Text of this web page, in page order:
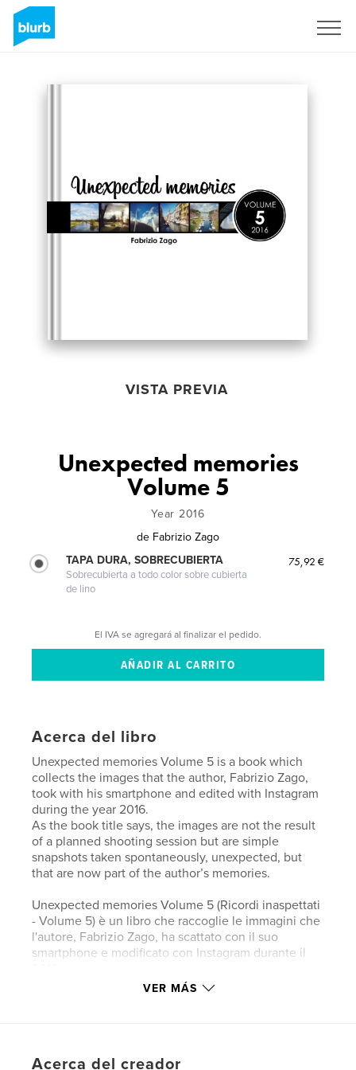
VISTA PREVIA
Unexpected memories
Volume 5
Year 2016
de Fabrizio Zago
TAPA DURA, SOBRECUBIERTA
Sobrecubierta a todo color sobre cubierta
de lino
75,92 €
El IVA se agregará al finalizar el pedido.
Acerca del libro
Unexpected memories Volume 5 is a book which
collects the images that the author, Fabrizio Zago,
took with his smartphone and edited with Instagram
during the year 2016.
As the book title says, the images are not the result
of a planned shooting session but are simple
snapshots taken spontaneously, unexpected, but
that are now part of the author’s memories.
Unexpected memories Volume 5 (Ricordi inaspettati
- Volume 5) è un libro che raccoglie le immagini che
l'autore, Fabrizio Zago, ha scattato con il suo
smartphone e modificato con Instagram durante il
Come dice il titolo del libro, le immagini non sono il
VER MÁS
Acerca del creador